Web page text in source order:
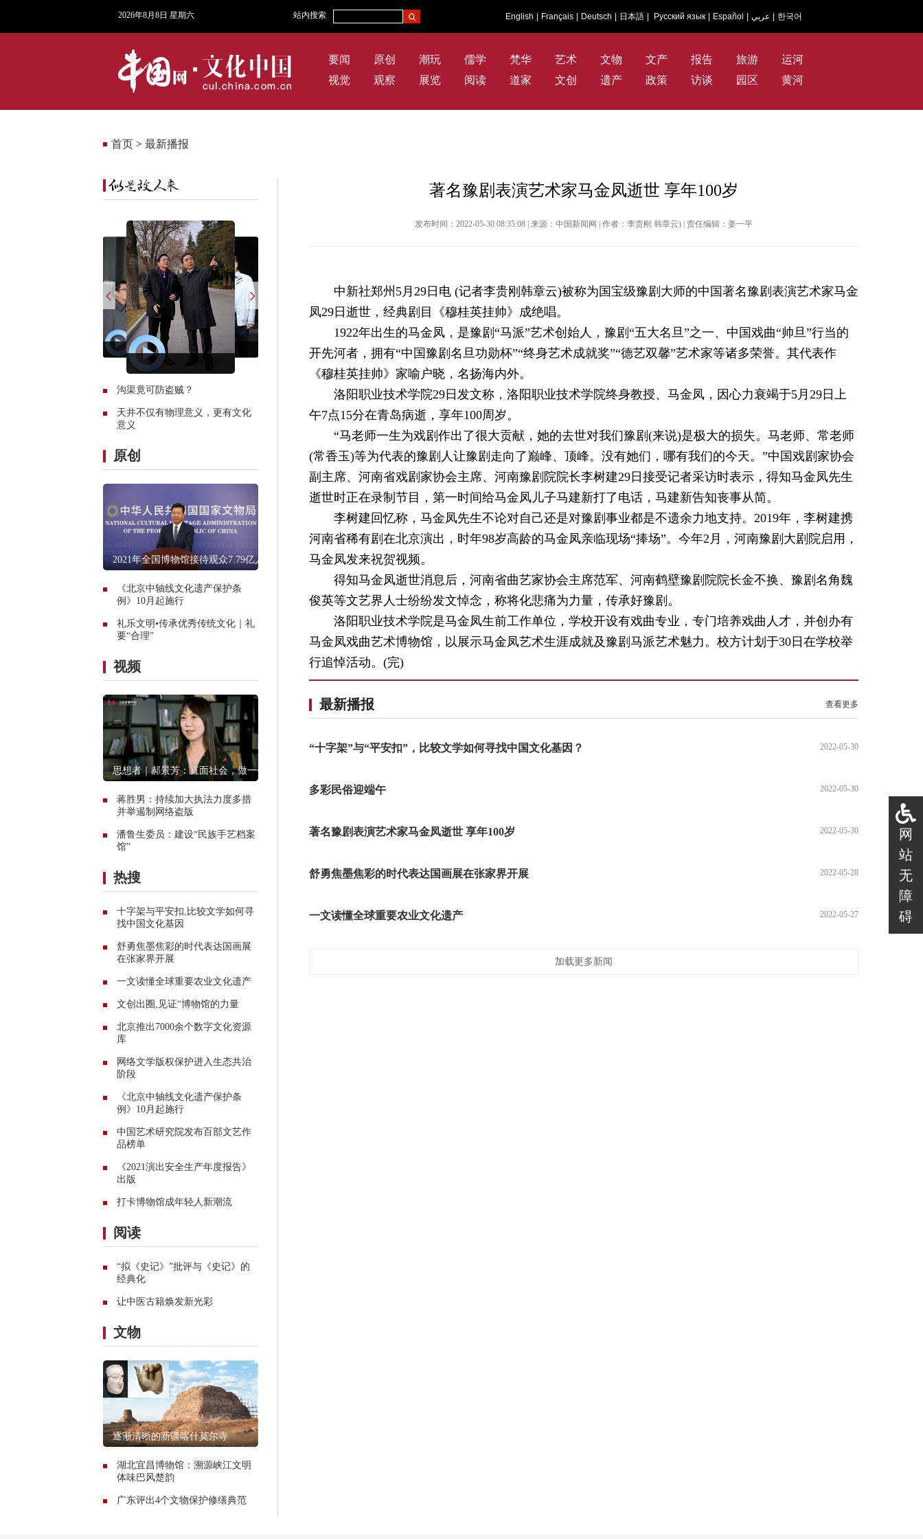
网
站
无
障
碍
2026年8月8日 星期六 站内搜索 English Français Deutsch 日本語 Русский язык Español عربي 한국어
要闻 原创 潮玩 儒学 梵华 艺术 文物 文产 报告 旅游
运河
视觉
观察 展览 阅读 道家 文创 遗产 政策 访谈 园区 黄河
首页 > 最新播报
沟渠竟可防盗贼？
天井不仅有物理意义，更有文化
意义
原创
2021年全国博物馆接待观众7.79亿人
《北京中轴线文化遗产保护条
例》10月起施行
礼乐文明•传承优秀传统文化｜礼
要“合理”
视频
思想者｜郝景芳：直面社会，做一个
蒋胜男：持续加大执法力度多措
并举遏制网络盗版
潘鲁生委员：建设“民族手艺档案
馆”
热搜
十字架与平安扣,比较文学如何寻
找中国文化基因
舒勇焦墨焦彩的时代表达国画展
在张家界开展
一文读懂全球重要农业文化遗产
文创出圈,见证“博物馆的力量
北京推出7000余个数字文化资源
库
网络文学版权保护进入生态共治
阶段
《北京中轴线文化遗产保护条
例》10月起施行
中国艺术研究院发布百部文艺作
品榜单
《2021演出安全生产年度报告》
出版
打卡博物馆成年轻人新潮流
阅读
“拟《史记》”批评与《史记》的
经典化
让中医古籍焕发新光彩
文物
逐渐清晰的新疆喀什莫尔寺
湖北宜昌博物馆：溯源峡江文明
体味巴风楚韵
广东评出4个文物保护修缮典范
著名豫剧表演艺术家马金凤逝世 享年100岁
发布时间：2022-05-30 08:35:08 | 来源：中国新闻网 | 作者：李贵刚 韩章云) | 责任编辑：姜一平
中新社郑州5月29日电 (记者李贵刚韩章云)被称为国宝级豫剧大师的中国著名豫剧表演艺术家马金
凤29日逝世，经典剧目《穆桂英挂帅》成绝唱。
1922年出生的马金凤，是豫剧“马派”艺术创始人，豫剧“五大名旦”之一、中国戏曲“帅旦”行当的
开先河者，拥有“中国豫剧名旦功勋杯”“终身艺术成就奖”“德艺双馨”艺术家等诸多荣誉。其代表作
《穆桂英挂帅》家喻户晓，名扬海内外。
洛阳职业技术学院29日发文称，洛阳职业技术学院终身教授、马金凤，因心力衰竭于5月29日上
午7点15分在青岛病逝，享年100周岁。
“马老师一生为戏剧作出了很大贡献，她的去世对我们豫剧(来说)是极大的损失。马老师、常老师
(常香玉)等为代表的豫剧人让豫剧走向了巅峰、顶峰。没有她们，哪有我们的今天。”中国戏剧家协会
副主席、河南省戏剧家协会主席、河南豫剧院院长李树建29日接受记者采访时表示，得知马金凤先生
逝世时正在录制节目，第一时间给马金凤儿子马建新打了电话，马建新告知丧事从简。
李树建回忆称，马金凤先生不论对自己还是对豫剧事业都是不遗余力地支持。2019年，李树建携
河南省稀有剧在北京演出，时年98岁高龄的马金凤亲临现场“捧场”。今年2月，河南豫剧大剧院启用，
马金凤发来祝贺视频。
得知马金凤逝世消息后，河南省曲艺家协会主席范军、河南鹤壁豫剧院院长金不换、豫剧名角魏
俊英等文艺界人士纷纷发文悼念，称将化悲痛为力量，传承好豫剧。
洛阳职业技术学院是马金凤生前工作单位，学校开设有戏曲专业，专门培养戏曲人才，并创办有
马金凤戏曲艺术博物馆，以展示马金凤艺术生涯成就及豫剧马派艺术魅力。校方计划于30日在学校举
行追悼活动。(完)
最新播报 查看更多
“十字架”与“平安扣”，比较文学如何寻找中国文化基因？ 2022-05-30
多彩民俗迎端午 2022-05-30
著名豫剧表演艺术家马金凤逝世 享年100岁 2022-05-30
舒勇焦墨焦彩的时代表达国画展在张家界开展 2022-05-28
一文读懂全球重要农业文化遗产 2022-05-27
加载更多新闻